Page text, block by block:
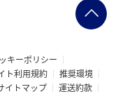
キーポリシー
ト利用規約
推奨環境
イトマップ
運送約款